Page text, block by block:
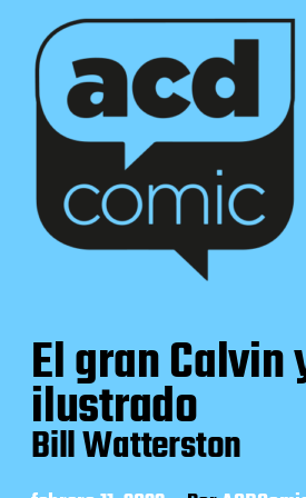
El gran Calvin
ilustrado
Bill Watterston